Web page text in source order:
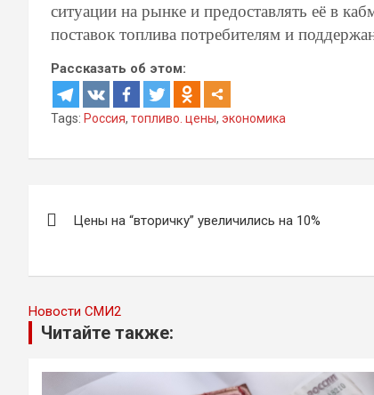
ситуации на рынке и предоставлять её в
поставок топлива потребителям и
Рассказать об этом:
Tags: Россия, топливо. цены, экономика
записям
Цены на “вторичку” увеличились на 10%
Новости СМИ2
Читайте также: